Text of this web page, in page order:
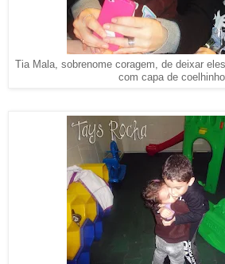
Tia Mala, sobrenome coragem, de deixar
com capa de